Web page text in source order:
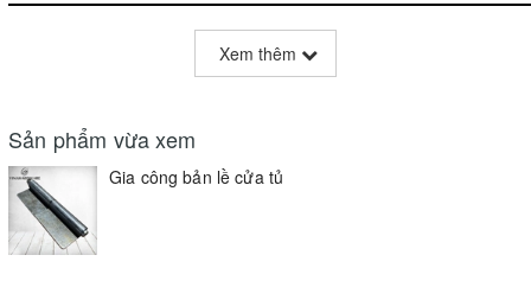
Xem thêm
Sản phẩm vừa xem
Gia công bản lề cửa tủ